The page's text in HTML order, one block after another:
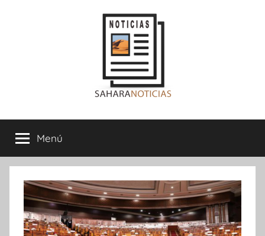
Sahara
Noticias
Menú